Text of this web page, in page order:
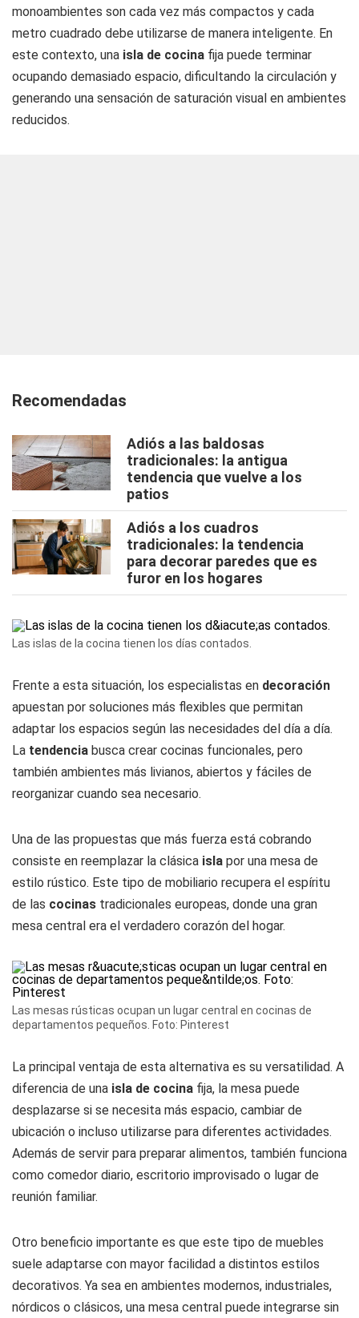
monoambientes son cada vez más compactos y cada
metro cuadrado debe utilizarse de manera inteligente. En
este contexto, una isla de cocina fija puede terminar
ocupando demasiado espacio, dificultando la circulación y
generando una sensación de saturación visual en ambientes
reducidos.
Recomendadas
Adiós a las baldosas
tradicionales: la antigua
tendencia que vuelve a los
patios
Adiós a los cuadros
tradicionales: la tendencia
para decorar paredes que es
furor en los hogares
Las islas de la cocina tienen los días contados.
Frente a esta situación, los especialistas en decoración
apuestan por soluciones más flexibles que permitan
adaptar los espacios según las necesidades del día a día.
La tendencia busca crear cocinas funcionales, pero
también ambientes más livianos, abiertos y fáciles de
reorganizar cuando sea necesario.
Una de las propuestas que más fuerza está cobrando
consiste en reemplazar la clásica isla por una mesa de
estilo rústico. Este tipo de mobiliario recupera el espíritu
de las cocinas tradicionales europeas, donde una gran
mesa central era el verdadero corazón del hogar.
Las mesas rústicas ocupan un lugar central en cocinas de
departamentos pequeños. Foto: Pinterest
La principal ventaja de esta alternativa es su versatilidad. A
diferencia de una isla de cocina fija, la mesa puede
desplazarse si se necesita más espacio, cambiar de
ubicación o incluso utilizarse para diferentes actividades.
Además de servir para preparar alimentos, también funciona
como comedor diario, escritorio improvisado o lugar de
reunión familiar.
Otro beneficio importante es que este tipo de muebles
suele adaptarse con mayor facilidad a distintos estilos
decorativos. Ya sea en ambientes modernos, industriales,
nórdicos o clásicos, una mesa central puede integrarse sin